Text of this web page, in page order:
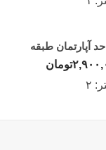
آپارتمان طبقه
تومان
۲